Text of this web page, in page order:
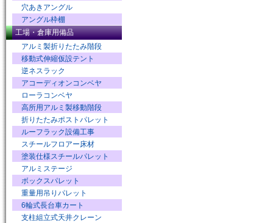
穴あきアングル
アングル枠棚
工場・倉庫用備品
アルミ製折りたたみ階段
移動式伸縮仮設テント
逆ネスラック
アコーディオンコンベヤ
ローラコンベヤ
高所用アルミ製移動階段
折りたたみポストパレット
ルーフラック設備工事
スチールフロアー床材
塗装仕様スチールパレット
アルミステージ
ボックスパレット
重量用吊りパレット
6輪式長台車カート
支柱組立式天井クレーン